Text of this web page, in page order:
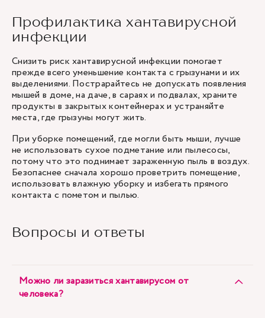
Профилактика хантавирусной
инфекции
Снизить риск хантавирусной инфекции помогает
прежде всего уменьшение контакта с грызунами и их
выделениями. Пострарайтесь не допускать появления
мышей в доме, на даче, в сараях и подвалах, храните
продукты в закрытых контейнерах и устраняйте
места, где грызуны могут жить.
При уборке помещений, где могли быть мыши, лучше
не использовать сухое подметание или пылесосы,
потому что это поднимает зараженную пыль в воздух.
Безопаснее сначала хорошо проветрить помещение,
использовать влажную уборку и избегать прямого
контакта с пометом и пылью.
Вопросы и ответы
Можно ли заразиться хантавирусом от
человека?